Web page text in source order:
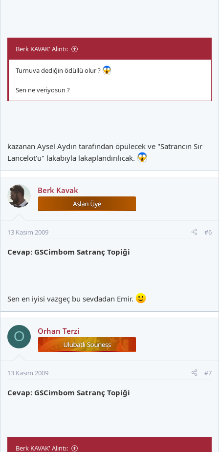
Berk KAVAK' Alıntı:
Turnuva dediğin ödüllü olur ?
Sen ne veriyosun ?
kazanan Aysel Aydın tarafından öpülecek ve "Satrancın Sir
Lancelot'u" lakabıyla lakaplandırılıcak.
Berk Kavak
13 Kasım 2009 #6
Cevap: GSCimbom Satranç Topiği
Sen en iyisi vazgeç bu sevdadan Emir.
O Orhan Terzi
13 Kasım 2009 #7
Cevap: GSCimbom Satranç Topiği
Berk KAVAK' Alıntı: